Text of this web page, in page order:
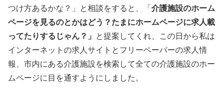
つけ方あるかな？」と相談をすると、「 介護施設のホーム
ページを見るのとかはどう？たまにホームページに求人載
ってたりするじゃん？」
と提案してくれ、この日から私は
インターネットの求人サイトとフリーペーパーの求人情
報、市内にある介護施設を検索して全ての介護施設のホー
ムページに目を通すようにしました。